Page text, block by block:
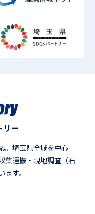
リー
。埼玉県全域を中心
集運搬・現地調査（石
す。